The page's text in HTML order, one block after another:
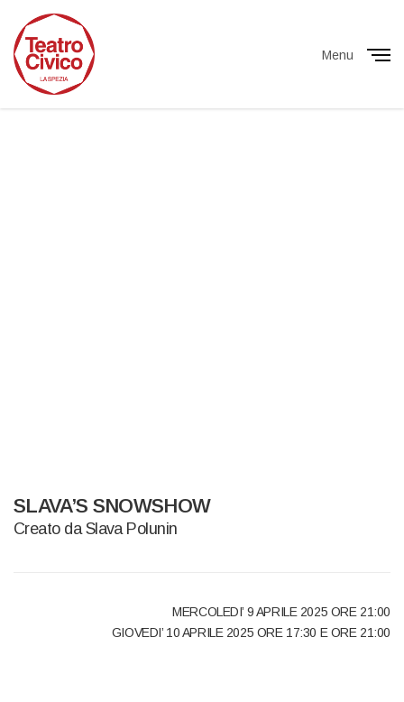
Menu
SLAVA’S SNOWSHOW
Creato da Slava Polunin
MERCOLEDI’ 9 APRILE 2025 ORE 21:00
GIOVEDI’ 10 APRILE 2025 ORE 17:30 E ORE 21:00